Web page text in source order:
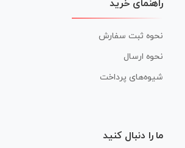
راهنمای خرید
نحوه ثبت سفارش
نحوه ارسال
شیوه‌های پرداخت
ما را دنبال کنید